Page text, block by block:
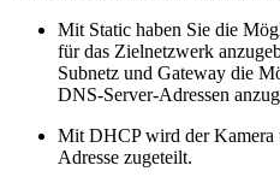
Mit Static haben Sie die
für das Zielnetzwerk
Subnetz und Gateway die
DNS-Server-Adressen
Mit DHCP wird der Kamera
Adresse zugeteilt.